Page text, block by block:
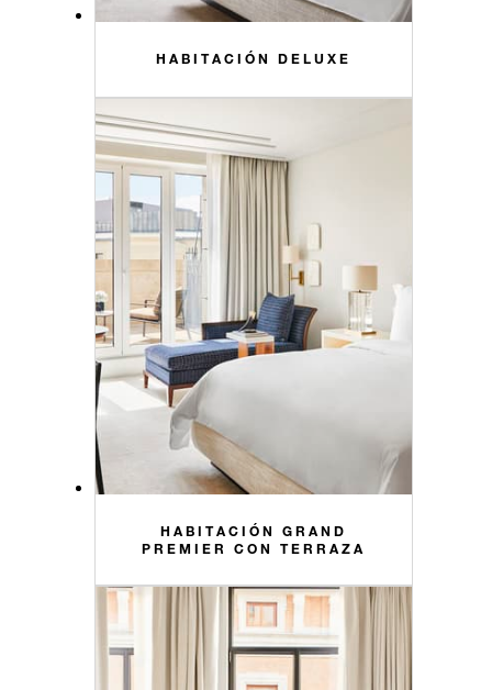
HABITACIÓN DELUXE
HABITACIÓN GRAND
PREMIER CON TERRAZA